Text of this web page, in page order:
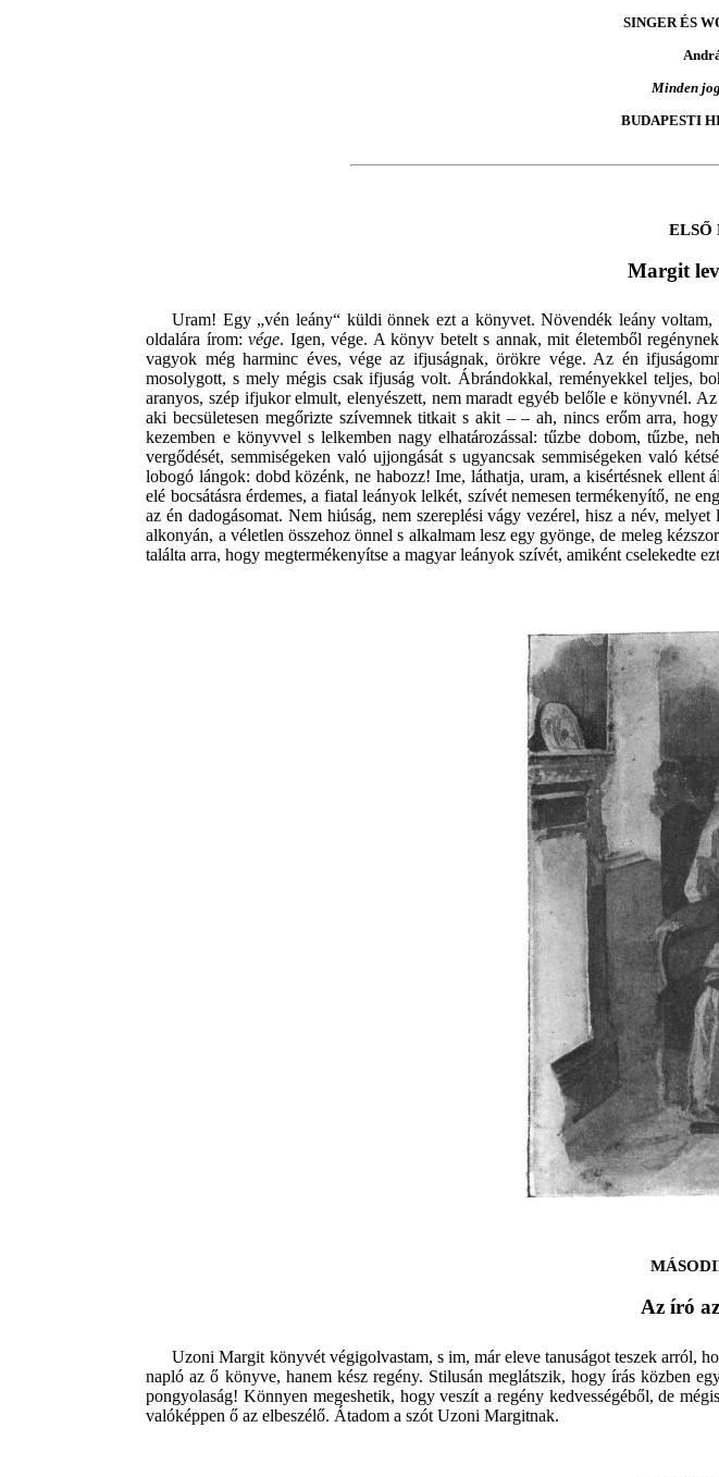
SINGER ÉS
Minden
BUDAPESTI
ELSŐ
Margit
Uram! Egy „vén leány“ küldi önnek ezt a könyvet. Növendék leány
oldalára írom:vége. Igen, vége. A könyv betelt s annak, mit életemből
vagyok még harminc éves, vége az ifjuságnak, örökre vége. Az én
mosolygott, s mely mégis csak ifjuság volt. Ábrándokkal, reményekkel teljes,
aranyos, szép ifjukor elmult, elenyészett, nem maradt egyéb belőle e könyvnél.
aki becsületesen megőrizte szívemnek titkait s akit – – ah, nincs erőm arra,
kezemben e könyvvel s lelkemben nagy elhatározással: tűzbe dobom, tűzbe,
vergődését, semmiségeken való ujjongását s ugyancsak semmiségeken való
lobogó lángok: dobd közénk, ne habozz! Ime, láthatja, uram, a kisértésnek ellent
elé bocsátásra érdemes, a fiatal leányok lelkét, szívét nemesen termékenyítő, ne
az én dadogásomat. Nem hiúság, nem szereplési vágy vezérel, hisz a név,
alkonyán, a véletlen összehoz önnel s alkalmam lesz egy gyönge, de meleg
találta arra, hogy megtermékenyítse a magyar leányok szívét, amiként cselekedte
Az író
Uzoni Margit könyvét végigolvastam, s im, már eleve tanuságot teszek arról,
napló az ő könyve, hanem kész regény. Stilusán meglátszik, hogy írás közben
pongyolaság! Könnyen megeshetik, hogy veszít a regény kedvességéből, de
valóképpen ő az elbeszélő. Átadom a szót Uzoni Margitnak.